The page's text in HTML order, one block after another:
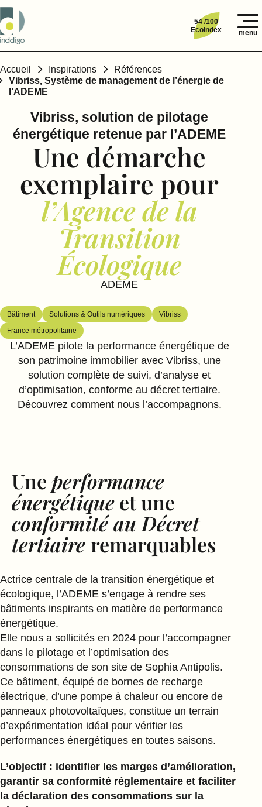
54 /100
EcoIndex
menu
Accueil Inspirations
Références
Vibriss, Système de management de l’énergie de
l’ADEME
Vibriss, solution de pilotage
énergétique retenue par l’ADEME
Une démarche
exemplaire pour
l’Agence de la
Transition
Écologique
ADEME
Bâtiment Solutions & Outils numériques
Vibriss
France métropolitaine
L’ADEME pilote la performance énergétique de
son patrimoine immobilier avec Vibriss, une
solution complète de suivi, d’analyse et
d’optimisation, conforme au décret tertiaire.
Découvrez comment nous l’accompagnons.
Uneperformance
énergétiqueet une
conformité au Décret
tertiaire remarquables
Actrice centrale de la transition énergétique et
écologique, l’ADEME s’engage à rendre ses
bâtiments inspirants en matière de performance
énergétique.
Elle nous a sollicités en 2024 pour l’accompagner
dans le pilotage et l’optimisation des
consommations de son site de Sophia Antipolis.
Ce bâtiment, équipé de bornes de recharge
électrique, d’une pompe à chaleur ou encore de
panneaux photovoltaïques, constitue un terrain
d’expérimentation idéal pour vérifier les
performances énergétiques en toutes saisons.
L’objectif : identifier les marges d’amélioration,
garantir sa conformité réglementaire et faciliter
la déclaration des consommations sur la